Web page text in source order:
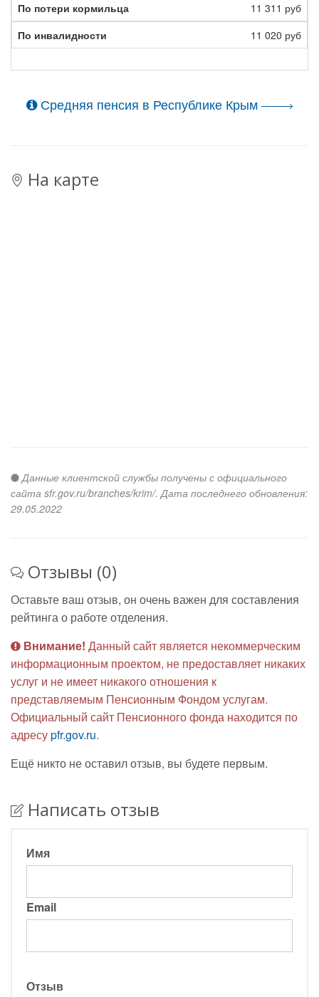
11 311 руб
11 020 руб
Средняя пенсия в Республике Крым
На карте
Данные клиентской службы получены с официального
сайта sfr.gov.ru/branches/krim/. Дата последнего обновления:
29.05.2022
Отзывы (0)
Оставьте ваш отзыв, он очень важен для составления
рейтинга о работе отделения.
Внимание! Данный сайт является некоммерческим
информационным проектом, не предоставляет никаких
услуг и не имеет никакого отношения к
представляемым Пенсионным Фондом услугам.
Официальный сайт Пенсионного фонда находится по
адресуpfr.gov.ru.
Ещё никто не оставил отзыв, вы будете первым.
Написать отзыв
Имя
Email
Отзыв